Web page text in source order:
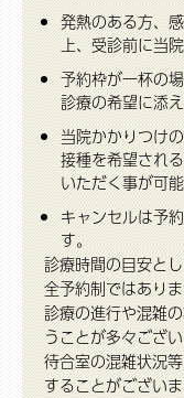
発熱のある方、
上、受診前に当
予約枠が一杯の
診療の希望に添
当院かかりつけ
接種を希望され
いただく事が可
キャンセルは予
す。
診療時間の目安と
全予約制ではあり
診療の進行や混雑
うことが多々ござ
待合室の混雑状況
することがござい